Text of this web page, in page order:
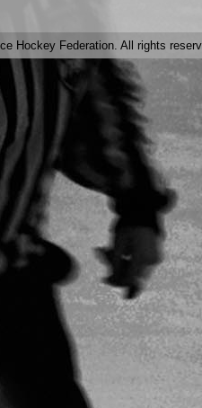
Hockey Federation. All rights